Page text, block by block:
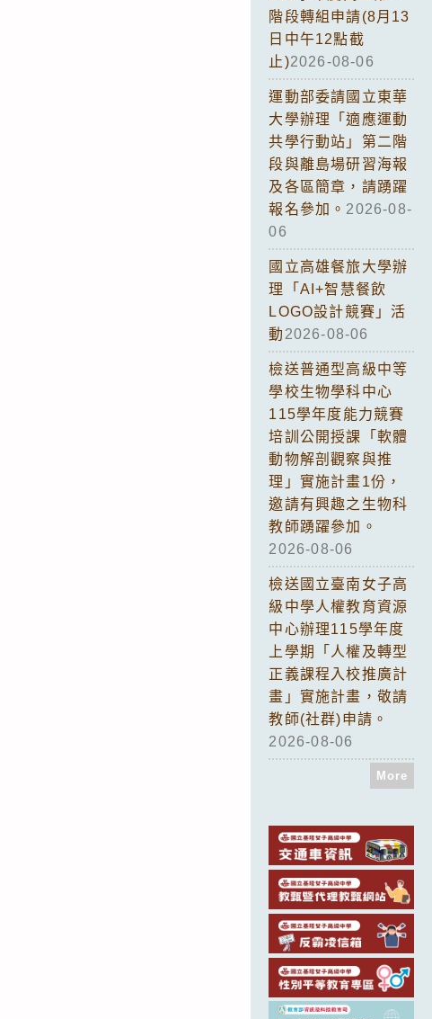
階段轉組申請(8月13
日中午12點截
止)2026-08-06
運動部委請國立東華
大學辦理「適應運動
共學行動站」第二階
段與離島場研習海報
及各區簡章，請踴躍
報名參加。 2026-08-
06
國立高雄餐旅大學辦
理「AI+智慧餐飲
LOGO設計競賽」活
動 2026-08-06
檢送普通型高級中等
學校生物學科中心
115學年度能力競賽
培訓公開授課「軟體
動物解剖觀察與推
理」實施計畫1份，
邀請有興趣之生物科
教師踴躍參加。
2026-08-06
檢送國立臺南女子高
級中學人權教育資源
中心辦理115學年度
上學期「人權及轉型
正義課程入校推廣計
畫」實施計畫，敬請
教師(社群)申請。
2026-08-06
More